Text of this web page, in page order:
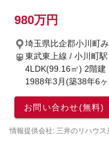
980万円
埼玉県比企郡小川町
東武東上線 / 小川町駅
4LDK(99.16㎡) 2階建
1988年3月(築38年6
お問い合わせ(無料)
情報提供会社: 三井のリハウ